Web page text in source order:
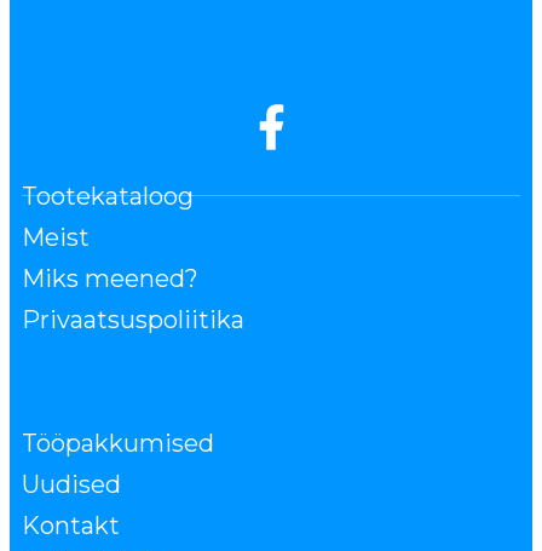
Tootekataloog
Meist
Miks meened?
Privaatsuspoliitika
Tööpakkumised
Uudised
Kontakt